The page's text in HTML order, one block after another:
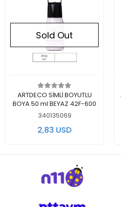
Out of stock
Sold Out
ARTDECO SİMLİ BOYUTLU
BOYA 50 ml BEYAZ 42F-600
340135069
2,83 USD